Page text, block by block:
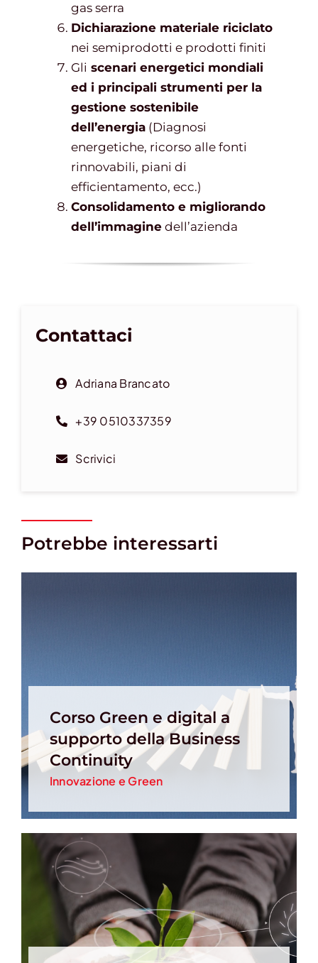
gas serra
Dichiarazione materiale riciclato
nei semiprodotti e prodotti finiti
Gli scenari energetici mondiali
ed i principali strumenti per la
gestione sostenibile
dell’energia(Diagnosi
energetiche, ricorso alle fonti
rinnovabili, piani di
efficientamento, ecc.)
Consolidamento e migliorando
dell’immaginedell’azienda
Contattaci
Adriana Brancato
+39 0510337359
Scrivici
Potrebbe interessarti
Corso Green e digital a
supporto della Business
Continuity
Innovazione e Green